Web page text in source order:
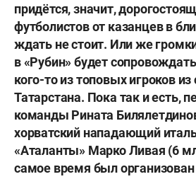
придётся, значит,
футболистов от казанцев в
ждать не стоит. Или же
в «Рубин» будет
кого-то из топовых игроков
Татарстана. Пока так и есть,
команды Рината
хорватский нападающий
«Аталанты» Марко Ливая (6
самое время был